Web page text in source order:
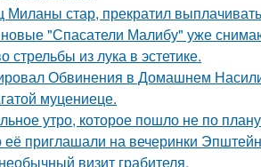
Миланы стар, прекратил
"Спасатели Малибу" уже
стрельбы из лука в эстетике.
Обвинения в Домашнем
муцениеце.
утро, которое пошло не по
её приглашали на вечеринки
визит грабителя.